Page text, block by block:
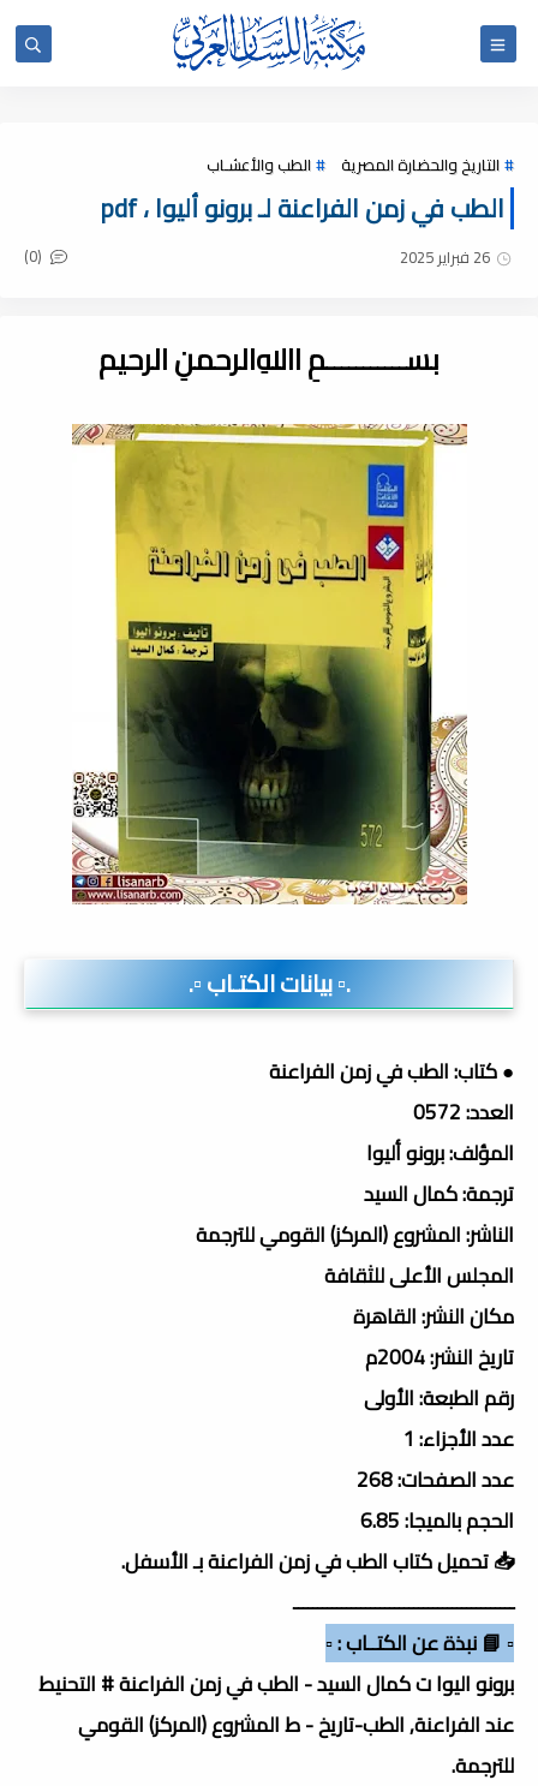
التاريخ والحضارة المصرية الطب والأعشـاب
الطب في زمن الفراعنة لـ برونو أليوا ، pdf
26 فبراير 2025 (0)
بســـــــــــمِ اﷲِالرحمنِ الرحيم
.▫️ بيانات الكتـاب ▫️.
● كتاب: الطب في زمن الفراعنة
العدد: 0572
المؤلف: برونو أليوا
ترجمة: كمال السيد
الناشر: المشروع (المركز) القومي للترجمة
المجلس الأعلى للثقافة
مكان النشر: القاهرة
تاريخ النشر: 2004م
رقم الطبعة: الأولى
عدد الأجزاء: 1
عدد الصفحات: 268
الحجم بالميجا: 6.85
📥 تحميل كتاب الطب في زمن الفراعنة بـ الأسفل.
ــــــــــــــــــــــــــــــــــــــــــــــ
▫️ 📘 نبذة عن الكتــاب : ▫️
برونو اليوا ت كمال السيد - الطب في زمن الفراعنة # التحنيط
عند الفراعنة, الطب-تاريخ - ط المشروع (المركز) القومي
للترجمة.